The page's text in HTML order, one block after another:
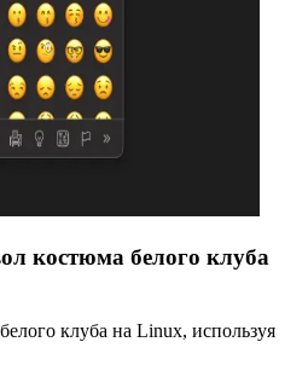
костюма белого клуба
клуба на Linux, используя